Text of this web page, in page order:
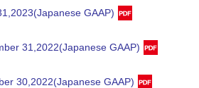
GAAP)
31,2022(Japanese GAAP)
30,2022(Japanese GAAP)